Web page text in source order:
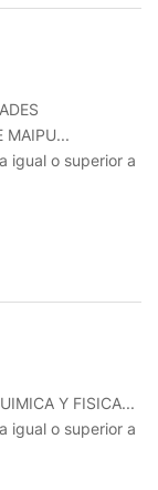
MAIPU...
igual o superior a
Y FISICA...
igual o superior a